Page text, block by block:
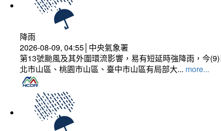
降雨
2026-08-09, 04:55│中央氣象署
第13號颱風及其外圍環流影響，易有短延時強降雨，今
北市山區、桃園市山區、臺中市山區有局部大... more...